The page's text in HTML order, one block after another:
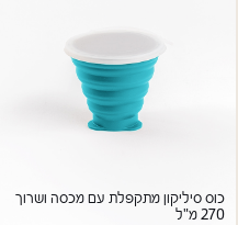
כוס סיליקון מתקפלת עם מכסה ושרוך
270 מ"ל